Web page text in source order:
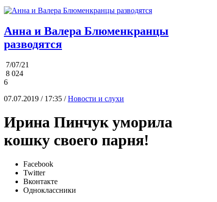
Анна и Валера Блюменкранцы
разводятся
7/07/21
8 024
6
07.07.2019 / 17:35 /Новости и слухи
Ирина Пинчук уморила
кошку своего парня!
Facebook
Twitter
Вконтакте
Одноклассники